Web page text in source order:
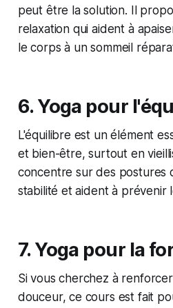
peut être la solution. Il
relaxation qui aident à
le corps à un sommeil
6. Yoga pour
L'équilibre est un élément
et bien-être, surtout en
concentre sur des postures
stabilité et aident à prévenir
7. Yoga pour la
Si vous cherchez à
douceur, ce cours est fait